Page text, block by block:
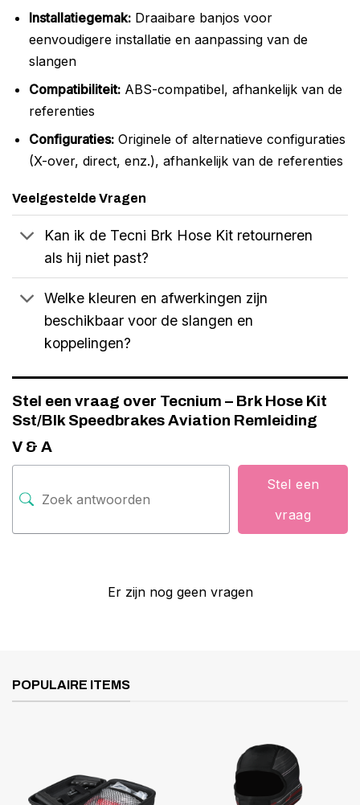
Installatiegemak:Draaibare banjos voor
eenvoudigere installatie en aanpassing van de
slangen
Compatibiliteit:ABS-compatibel, afhankelijk van de
referenties
Configuraties:Originele of alternatieve configuraties
(X-over, direct, enz.), afhankelijk van de referenties
Veelgestelde Vragen
Kan ik de Tecni Brk Hose Kit retourneren
als hij niet past?
Welke kleuren en afwerkingen zijn
beschikbaar voor de slangen en
koppelingen?
Stel een vraag over Tecnium – Brk Hose Kit
Sst/Blk Speedbrakes Aviation Remleiding
V & A
Stel een
vraag
Er zijn nog geen vragen
POPULAIRE ITEMS